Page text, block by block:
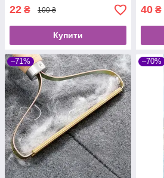
22 ₴ 100 ₴
Купити
40 ₴
–71% –70%